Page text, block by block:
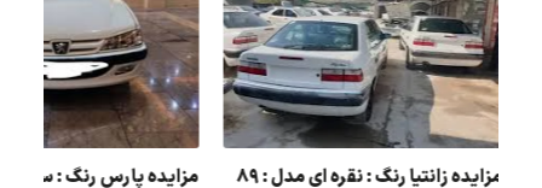
مزایده زانتیا رنگ : نقره ای مدل : 89